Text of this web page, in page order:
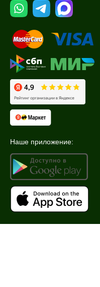
Декольте
Лицо
Тело
Показать еще
Объём
20 мл
Ингредиенты
Алоэ
Аминокислоты
Бисаболол
Показать еще
Наше приложение: